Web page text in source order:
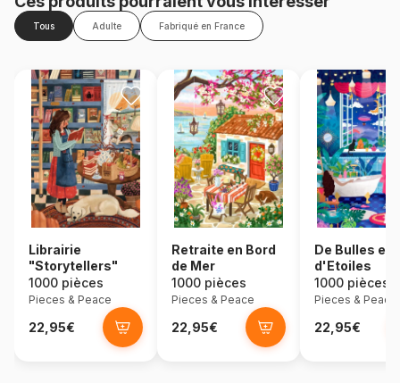
Tous Adulte Fabriqué en France
Librairie
"Storytellers"
1000 pièces
Pieces & Peace
22,95€
Retraite en Bord
de Mer
1000 pièces
Pieces & Peace
22,95€
De Bulles et
d'Etoiles
1000 pièces
Pieces & Peace
22,95€